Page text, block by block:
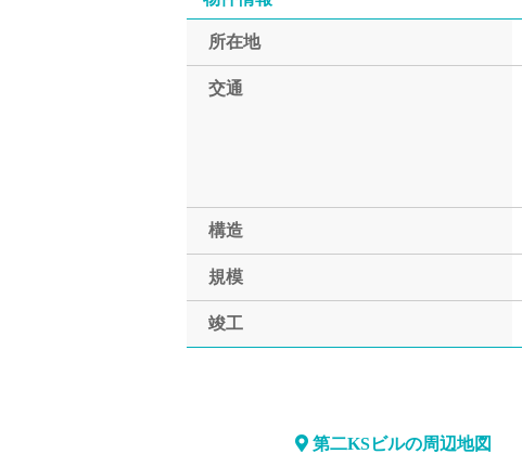
所在地
交通
構造
規模
竣工
第二KSビルの周辺地図